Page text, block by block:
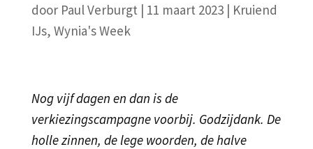
door Paul Verburgt | 11 maart 2023| Kruiend
IJs, Wynia's Week
Nog vijf dagen en dan is de
verkiezingscampagne voorbij. Godzijdank. De
holle zinnen, de lege woorden, de halve